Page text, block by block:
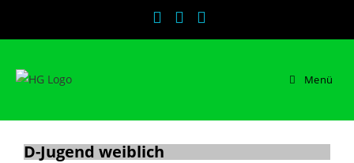
Menü
D-Jugend weiblich